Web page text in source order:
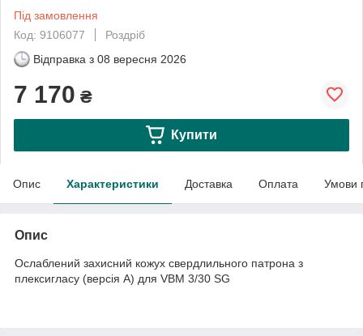
Під замовлення
Код: 9106077
Роздріб
Відправка з 08 вересня 2026
7 170 ₴
Купити
Опис Характеристики Доставка Оплата Умови
Опис
Ослаблений захисний кожух свердлильного патрона з
плексигласу (версія A) для VBM 3/30 SG